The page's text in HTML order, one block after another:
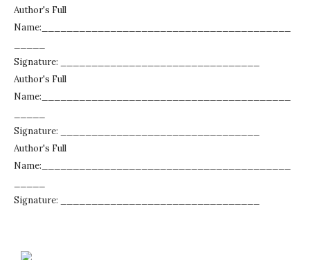
Author's Full
Name:________________________________________
Signature: ________________________________
Author's Full
Name:________________________________________
Signature: ________________________________
Author's Full
Name:________________________________________
Signature: ________________________________